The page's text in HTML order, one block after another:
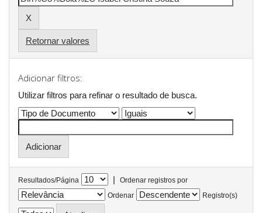
Retornar valores
Adicionar filtros:
Utilizar filtros para refinar o resultado de busca.
Resultados/Página |
Ordenar registros por
Ordenar
Registro(s)